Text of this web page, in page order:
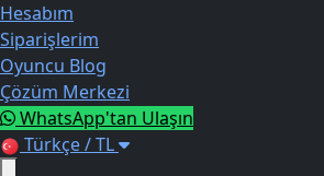
Hesabım
Siparişlerim
Oyuncu Blog
Çözüm Merkezi
WhatsApp'tan Ulaşın
Türkçe / TL